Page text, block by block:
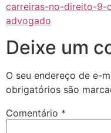
carreiras-no-direito-9-
advogado
Deixe um
O seu endereço de e-
obrigatórios são
Comentário *